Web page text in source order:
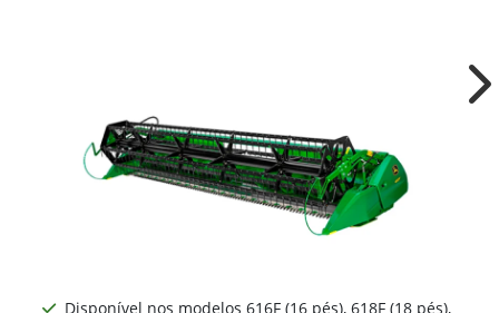
Disponível nos modelos 616F (16 pés), 618F (18 pés),